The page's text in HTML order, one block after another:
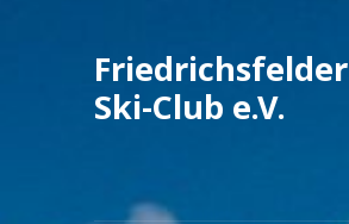
Friedrichsfelder
Ski-Club e.V.